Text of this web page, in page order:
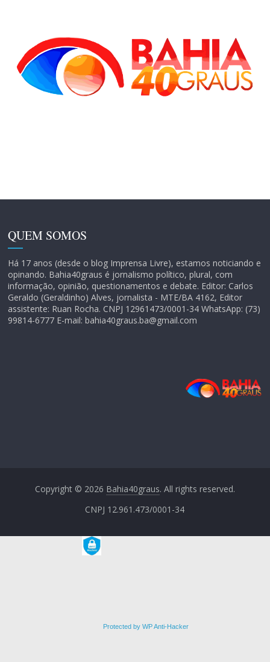
QUEM SOMOS
Há 17 anos (desde o blog Imprensa Livre), estamos noticiando e
opinando. Bahia40graus é jornalismo político, plural, com
informação, opinião, questionamentos e debate. Editor: Carlos
Geraldo (Geraldinho) Alves, jornalista - MTE/BA 4162, Editor
assistente: Ruan Rocha. CNPJ 12961473/0001-34 WhatsApp: (73)
99814-6777 E-mail: bahia40graus.ba@gmail.com
Copyright © 2026 Bahia40graus. All rights reserved.
CNPJ 12.961.473/0001-34
Protected by WP Anti-Hacker